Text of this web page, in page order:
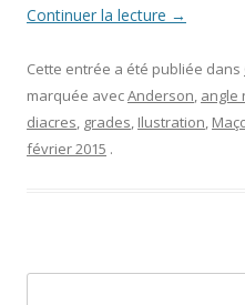
Continuer la lecture →
Cette entrée a été publiée dans
marquée avecAnderson, angle
diacres, grades, Ilustration,
février 2015 .